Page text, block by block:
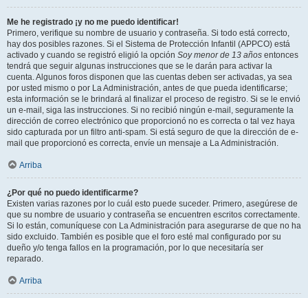
Me he registrado ¡y no me puedo identificar!
Primero, verifique su nombre de usuario y contraseña. Si todo está correcto,
hay dos posibles razones. Si el Sistema de Protección Infantil (APPCO) está
activado y cuando se registró eligió la opción Soy menor de 13 años entonces
tendrá que seguir algunas instrucciones que se le darán para activar la
cuenta. Algunos foros disponen que las cuentas deben ser activadas, ya sea
por usted mismo o por La Administración, antes de que pueda identificarse;
esta información se le brindará al finalizar el proceso de registro. Si se le envió
un e-mail, siga las instrucciones. Si no recibió ningún e-mail, seguramente la
dirección de correo electrónico que proporcionó no es correcta o tal vez haya
sido capturada por un filtro anti-spam. Si está seguro de que la dirección de e-
mail que proporcionó es correcta, envíe un mensaje a La Administración.
Arriba
¿Por qué no puedo identificarme?
Existen varias razones por lo cuál esto puede suceder. Primero, asegúrese de
que su nombre de usuario y contraseña se encuentren escritos correctamente.
Si lo están, comuníquese con La Administración para asegurarse de que no ha
sido excluido. También es posible que el foro esté mal configurado por su
dueño y/o tenga fallos en la programación, por lo que necesitaría ser
reparado.
Arriba